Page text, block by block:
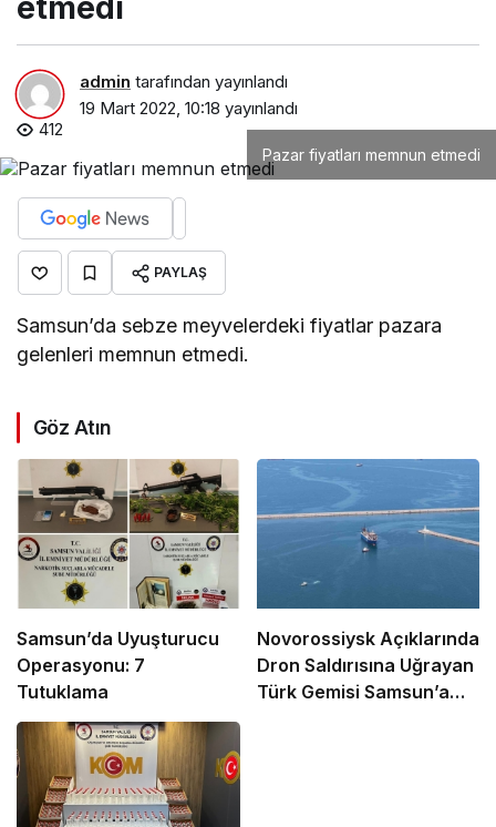
etmedi
admin tarafından yayınlandı
19 Mart 2022, 10:18 yayınlandı
412
Pazar fiyatları memnun etmedi
PAYLAŞ
Samsun’da sebze meyvelerdeki fiyatlar pazara
gelenleri memnun etmedi.
Göz Atın
Samsun’da Uyuşturucu
Operasyonu: 7
Tutuklama
Novorossiysk Açıklarında
Dron Saldırısına Uğrayan
Türk Gemisi Samsun’a